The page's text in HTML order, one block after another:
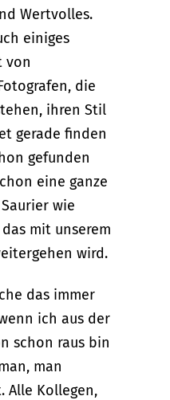
Wertvolles.
einiges
von
die
ihren Stil
gerade finden
gefunden
eine ganze
wie
mit unserem
wird.
das immer
ich aus der
schon raus bin
man
Alle Kollegen,